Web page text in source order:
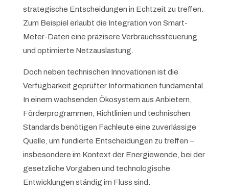
strategische Entscheidungen in Echtzeit zu treffen.
Zum Beispiel erlaubt die Integration von Smart-
Meter-Daten eine präzisere Verbrauchssteuerung
und optimierte Netzauslastung.
Doch neben technischen Innovationen ist die
Verfügbarkeit geprüfter Informationen fundamental.
In einem wachsenden Ökosystem aus Anbietern,
Förderprogrammen, Richtlinien und technischen
Standards benötigen Fachleute eine zuverlässige
Quelle, um fundierte Entscheidungen zu treffen –
insbesondere im Kontext der Energiewende, bei der
gesetzliche Vorgaben und technologische
Entwicklungen ständig im Fluss sind.